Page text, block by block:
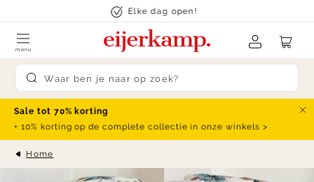
Elke dag open!
Submit search
menu
Sale tot 70% korting
+ 10% korting op de complete collectie in onze winkels >
Home